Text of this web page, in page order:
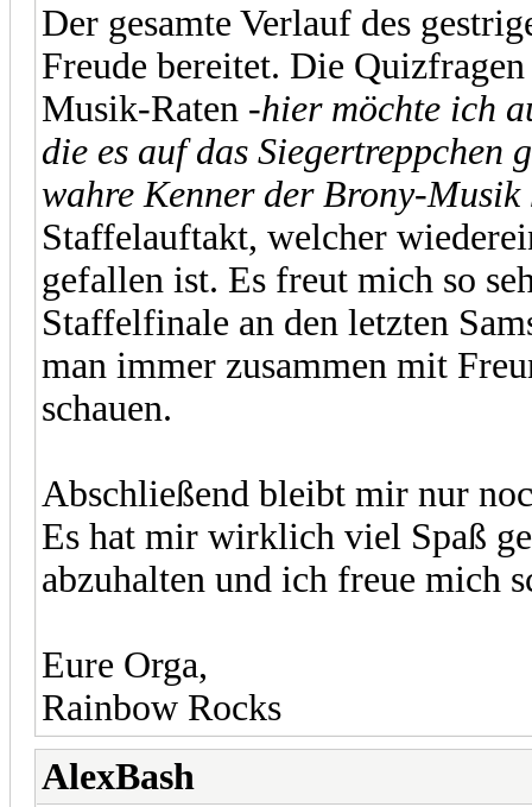
Der gesamte Verlauf des
Freude bereitet. Die
Musik-Raten -hier möchte ich
die es auf das Sie­ger­trepp­chen
wahre Kenner der Brony-Musik
Staffelauftakt, welcher
gefallen ist. Es freut mich so
Staffelfinale an den letzten
man immer zusammen mit
schauen.
Abschließend bleibt mir nur
Es hat mir wirklich viel Spaß
abzuhalten und ich freue mich
Eure Orga,
Rainbow Rocks
AlexBash